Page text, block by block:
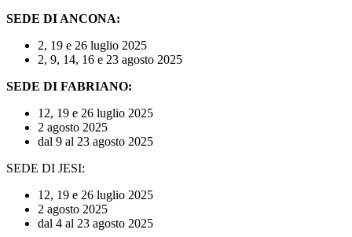
SEDE DI ANCONA:
2, 19 e 26 luglio 2025
2, 9, 14, 16 e 23 agosto 2025
SEDE DI FABRIANO:
12, 19 e 26 luglio 2025
2 agosto 2025
dal 9 al 23 agosto 2025
SEDE DI JESI:
12, 19 e 26 luglio 2025
2 agosto 2025
dal 4 al 23 agosto 2025